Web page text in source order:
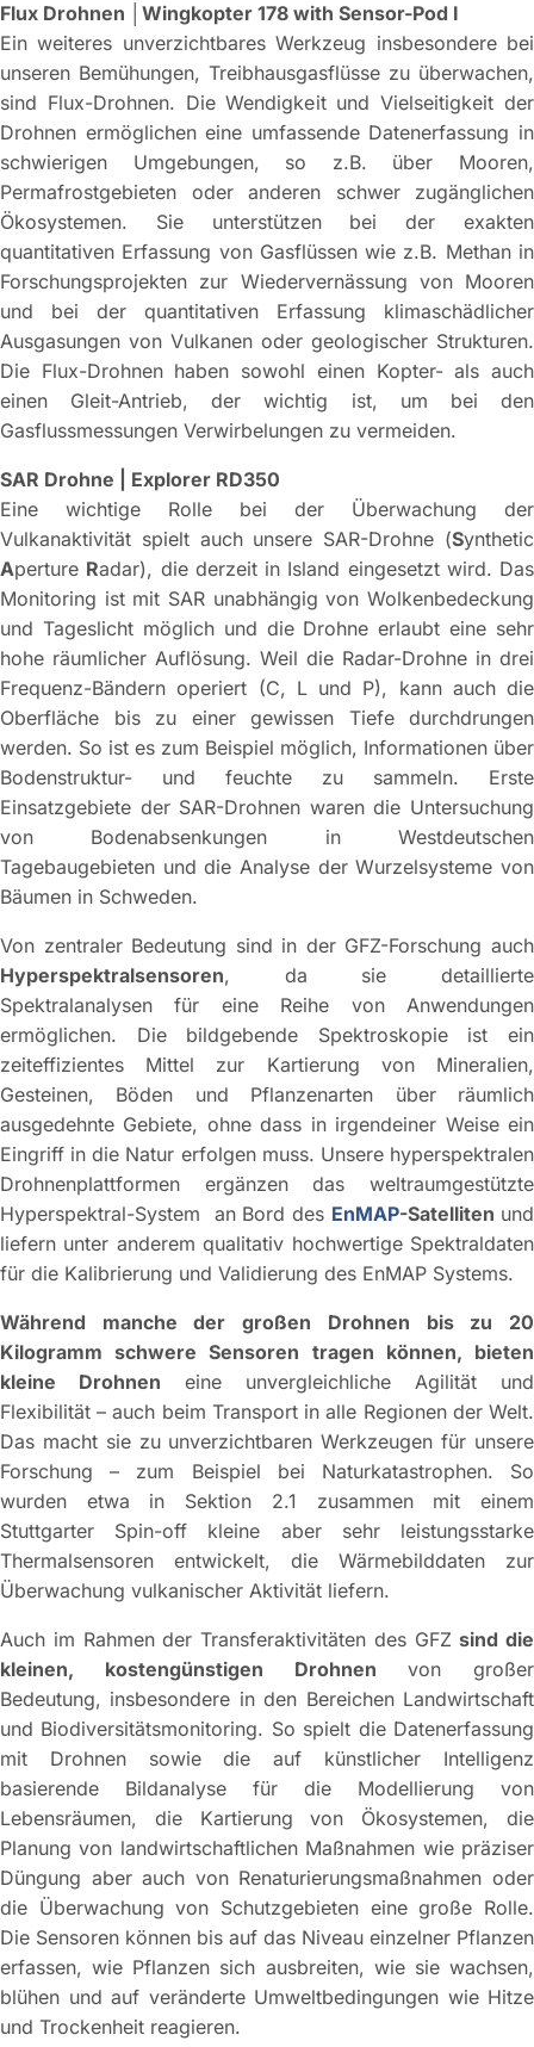
Flux Drohnen │Wingkopter 178 with Sensor-Pod I
Ein weiteres unverzichtbares Werkzeug insbesondere bei
unseren Bemühungen, Treibhausgasflüsse zu überwachen,
sind Flux-Drohnen. Die Wendigkeit und Vielseitigkeit der
Drohnen ermöglichen eine umfassende Datenerfassung in
schwierigen Umgebungen, so z.B. über Mooren,
Permafrostgebieten oder anderen schwer zugänglichen
Ökosystemen. Sie unterstützen bei der exakten
quantitativen Erfassung von Gasflüssen wie z.B. Methan in
Forschungsprojekten zur Wiedervernässung von Mooren
und bei der quantitativen Erfassung klimaschädlicher
Ausgasungen von Vulkanen oder geologischer Strukturen.
Die Flux-Drohnen haben sowohl einen Kopter- als auch
einen Gleit-Antrieb, der wichtig ist, um bei den
Gasflussmessungen Verwirbelungen zu vermeiden.
SAR Drohne | Explorer RD350
Eine wichtige Rolle bei der Überwachung der
Vulkanaktivität spielt auch unsere SAR-Drohne (Synthetic
Aperture Radar), die derzeit in Island eingesetzt wird. Das
Monitoring ist mit SAR unabhängig von Wolkenbedeckung
und Tageslicht möglich und die Drohne erlaubt eine sehr
hohe räumlicher Auflösung. Weil die Radar-Drohne in drei
Frequenz-Bändern operiert (C, L und P), kann auch die
Oberfläche bis zu einer gewissen Tiefe durchdrungen
werden. So ist es zum Beispiel möglich, Informationen über
Bodenstruktur- und feuchte zu sammeln. Erste
Einsatzgebiete der SAR-Drohnen waren die Untersuchung
von Bodenabsenkungen in Westdeutschen
Tagebaugebieten und die Analyse der Wurzelsysteme von
Bäumen in Schweden.
Von zentraler Bedeutung sind in der GFZ-Forschung auch
Hyperspektralsensoren, da sie detaillierte
Spektralanalysen für eine Reihe von Anwendungen
ermöglichen. Die bildgebende Spektroskopie ist ein
zeiteffizientes Mittel zur Kartierung von Mineralien,
Gesteinen, Böden und Pflanzenarten über räumlich
ausgedehnte Gebiete, ohne dass in irgendeiner Weise ein
Eingriff in die Natur erfolgen muss. Unsere hyperspektralen
Drohnenplattformen ergänzen das weltraumgestützte
Hyperspektral-System an Bord des EnMAP-Satelliten und
liefern unter anderem qualitativ hochwertige Spektraldaten
für die Kalibrierung und Validierung des EnMAP Systems.
Während manche der großen Drohnen bis zu 20
Kilogramm schwere Sensoren tragen können, bieten
kleine Drohnen eine unvergleichliche Agilität und
Flexibilität – auch beim Transport in alle Regionen der Welt.
Das macht sie zu unverzichtbaren Werkzeugen für unsere
Forschung – zum Beispiel bei Naturkatastrophen. So
wurden etwa in Sektion 2.1 zusammen mit einem
Stuttgarter Spin-off kleine aber sehr leistungsstarke
Thermalsensoren entwickelt, die Wärmebilddaten zur
Überwachung vulkanischer Aktivität liefern.
Auch im Rahmen der Transferaktivitäten des GFZsind die
kleinen, kostengünstigen Drohnen von großer
Bedeutung, insbesondere in den Bereichen Landwirtschaft
und Biodiversitätsmonitoring. So spielt die Datenerfassung
mit Drohnen sowie die auf künstlicher Intelligenz
basierende Bildanalyse für die Modellierung von
Lebensräumen, die Kartierung von Ökosystemen, die
Planung von landwirtschaftlichen Maßnahmen wie präziser
Düngung aber auch von Renaturierungsmaßnahmen oder
die Überwachung von Schutzgebieten eine große Rolle.
Die Sensoren können bis auf das Niveau einzelner Pflanzen
erfassen, wie Pflanzen sich ausbreiten, wie sie wachsen,
blühen und auf veränderte Umweltbedingungen wie Hitze
und Trockenheit reagieren.